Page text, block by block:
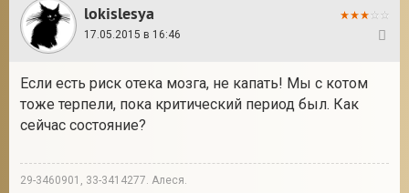
lokislesya
17.05.2015 в 16:46
Если есть риск отека мозга, не капать! Мы с котом
тоже терпели, пока критический период был. Как
сейчас состояние?
29-3460901, 33-3414277. Алеся.